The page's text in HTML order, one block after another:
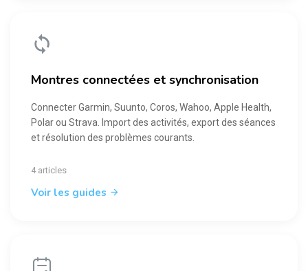
Montres connectées et synchronisation
Connecter Garmin, Suunto, Coros, Wahoo, Apple Health,
Polar ou Strava. Import des activités, export des séances
et résolution des problèmes courants.
4 articles
Voir les guides